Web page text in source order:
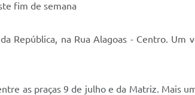
fim de semana
República, na Rua Alagoas - Centro.
as praças 9 de julho e da Matriz. Mais